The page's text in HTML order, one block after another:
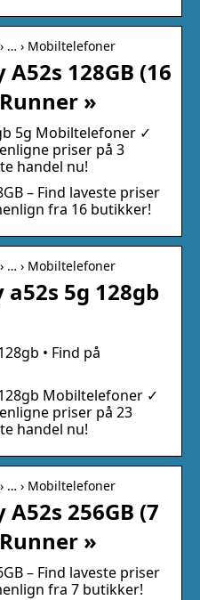
… › Mobiltelefoner
128GB (16
»
5g Mobiltelefoner ✓
priser på 3
handel nu!
– Find laveste priser
fra 16 butikker!
… › Mobiltelefoner
5g 128gb
• Find på
Mobiltelefoner ✓
priser på 23
handel nu!
… › Mobiltelefoner
256GB (7
»
– Find laveste priser
fra 7 butikker!